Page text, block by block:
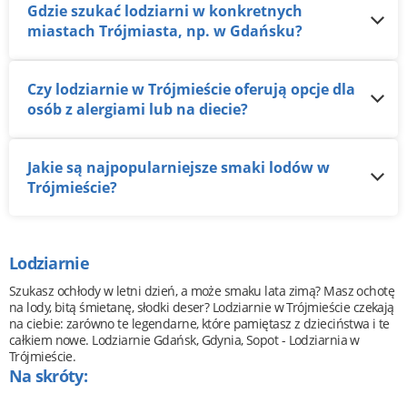
Gdzie szukać lodziarni w konkretnych
miastach Trójmiasta, np. w Gdańsku?
Czy lodziarnie w Trójmieście oferują opcje dla
osób z alergiami lub na diecie?
Jakie są najpopularniejsze smaki lodów w
Trójmieście?
Lodziarnie
Szukasz ochłody w letni dzień, a może smaku lata zimą? Masz ochotę
na lody, bitą śmietanę, słodki deser? Lodziarnie w Trójmieście czekają
na ciebie: zarówno te legendarne, które pamiętasz z dzieciństwa i te
całkiem nowe. Lodziarnie Gdańsk, Gdynia, Sopot - Lodziarnia w
Trójmieście.
Na skróty: